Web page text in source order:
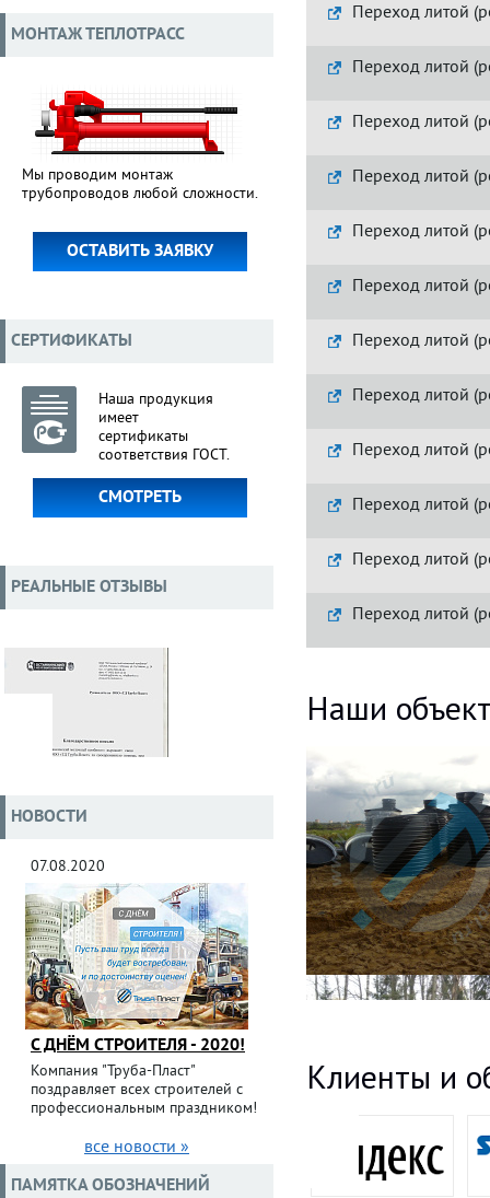
Переход литой
Переход литой
Переход литой
Переход литой
Переход литой
Переход литой
Переход литой
Переход литой
Переход литой
Переход литой
Переход литой
Переход литой
Наши
Клиенты и
МОНТАЖ ТЕПЛОТРАСС
Мы проводим монтаж
трубопроводов любой сложности.
ОСТАВИТЬ ЗАЯВКУ
СЕРТИФИКАТЫ
Наша продукция
имеет
сертификаты
соответствия ГОСТ.
СМОТРЕТЬ
РЕАЛЬНЫЕ ОТЗЫВЫ
НОВОСТИ
07.08.2020
С ДНЁМ СТРОИТЕЛЯ - 2020!
Компания "Труба-Пласт"
поздравляет всех строителей с
профессиональным праздником!
все новости »
ПАМЯТКА ОБОЗНАЧЕНИЙ